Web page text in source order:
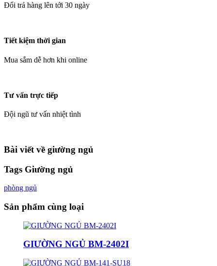
Đổi trả hàng lên tới 30 ngày
Tiết kiệm thời gian
Mua sắm dễ hơn khi online
Tư vấn trực tiếp
Đội ngũ tư vấn nhiệt tình
Bài viết về giường ngủ
Tags Giường ngủ
phòng ngủ
Sản phẩm cùng loại
GIƯỜNG NGỦ BM-2402I